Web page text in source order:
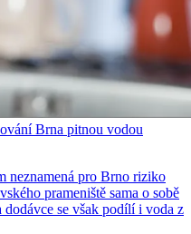
Brna pitnou vodou
neznamená pro Brno riziko
prameniště sama o sobě
dodávce se však podílí i voda z